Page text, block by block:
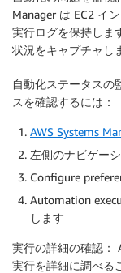
Manager は EC2 イ
実行ログを保持しま
状況をキャプチャし
自動化ステータスの
スを確認するには：
AWS Systems
左側のナビゲー
Configure
Automation
します
実行の詳細の確認：
実行を詳細に調べる